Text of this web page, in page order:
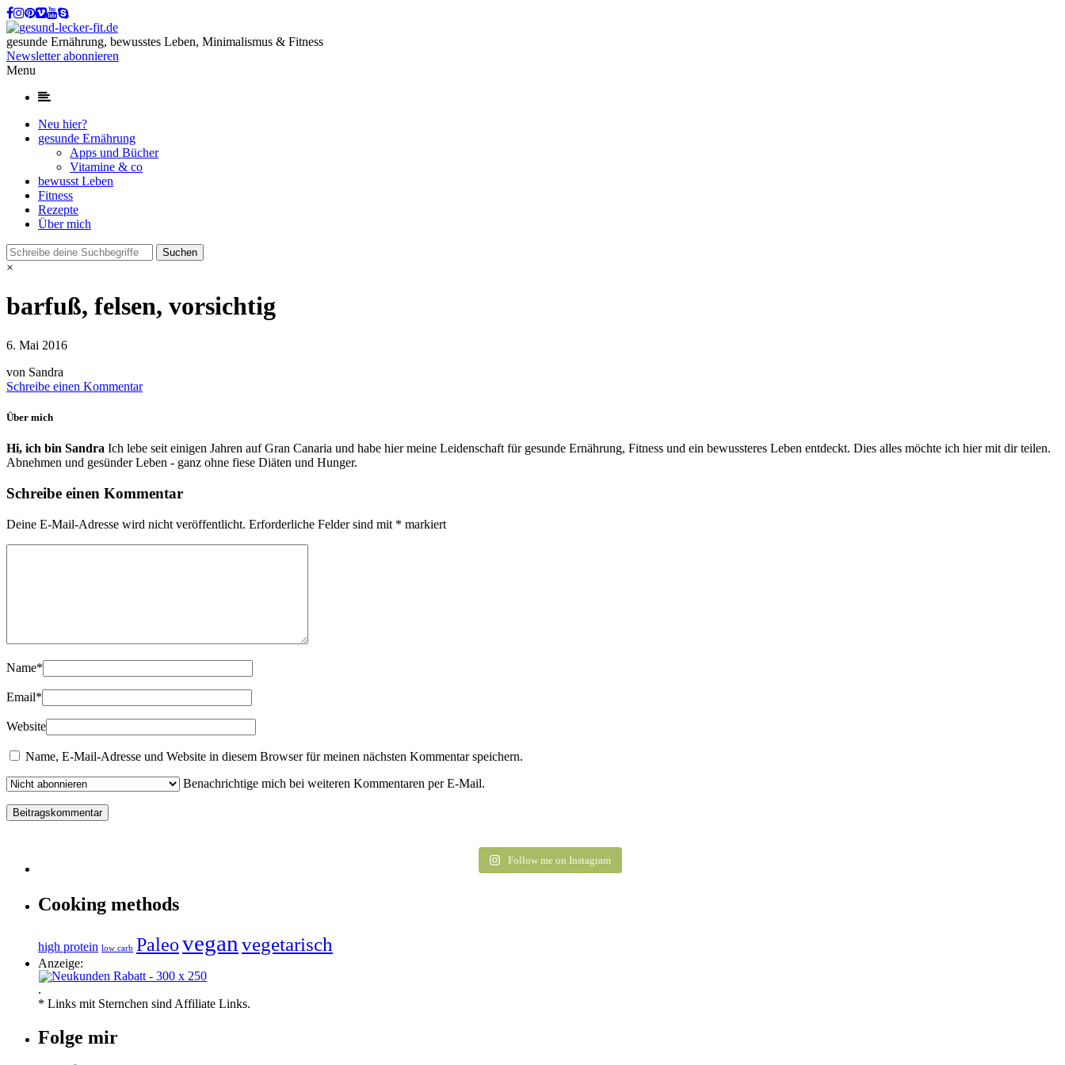
gesunde Ernährung, bewusstes Leben, Minimalismus & Fitness
Newsletter abonnieren
Menu
Neu hier?
gesunde Ernährung
Apps und Bücher
Vitamine & co
bewusst Leben
Fitness
Rezepte
Über mich
×
barfuß, felsen, vorsichtig
6. Mai 2016
von Sandra
Schreibe einen Kommentar
Über mich
Hi, ich bin Sandra Ich lebe seit einigen Jahren auf Gran Canaria und habe hier meine Leidenschaft für gesunde Ernährung, Fitness und ein bewussteres Leben entdeckt. Dies alles möchte ich hier mit dir teilen.
Abnehmen und gesünder Leben - ganz ohne fiese Diäten und Hunger.
Schreibe einen Kommentar
Deine E-Mail-Adresse wird nicht veröffentlicht. Erforderliche Felder sind mit * markiert
Name*
Email*
Website
Name, E-Mail-Adresse und Website in diesem Browser für meinen nächsten Kommentar speichern.
Benachrichtige mich bei weiteren Kommentaren per E-Mail.
Follow me on Instagram
Cooking methods
high protein low carb Paleoveganvegetarisch
Anzeige:
.
* Links mit Sternchen sind Affiliate Links.
Folge mir